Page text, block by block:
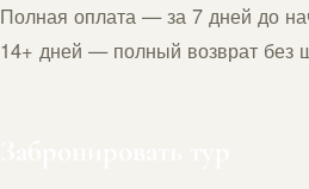
Полная оплата — за 7 дней до
14+ дней — полный возврат без